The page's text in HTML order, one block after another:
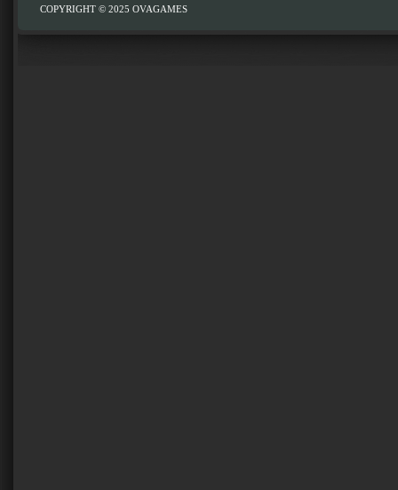
COPYRIGHT © 2025 OVAGAMES